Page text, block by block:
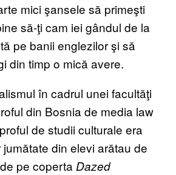
mici şansele să primeşti
să-ţi cam iei gândul de la
pe banii englezilor şi să
din timp o mică avere.
în cadrul unei facultăţi
din Bosnia de media law
de studii culturale era
din elevi arătau de
pe coperta Dazed